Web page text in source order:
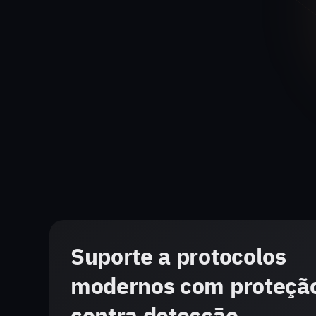
Suporte a protocolos
modernos com